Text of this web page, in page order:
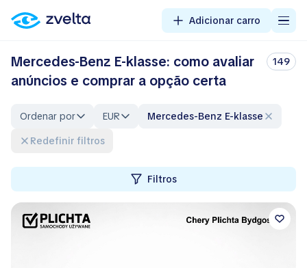
Adicionar carro
Mercedes-Benz E-klasse: como avaliar
anúncios e comprar a opção certa
149
Ordenar por EUR
Mercedes-Benz E-klasse
Redefinir filtros
Filtros